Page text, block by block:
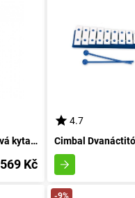
Elektrická rudá rocková kytarová sada s mikrofonem
569 Kč
4.7
-9%